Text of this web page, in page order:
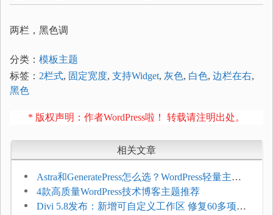
两栏，黑色调
分类： 模板主题
标签： 2栏式, 固定宽度, 支持Widget, 灰色, 白色, 边栏在右,
黑色
* 版权声明：作者WordPress啦！ 转载请注明出处。
相关文章
Astra和GeneratePress怎么选？WordPress轻量主题
选型维度
4款高质量WordPress技术博客主题推荐
Divi 5.8发布：新增可自定义工作区 修复60多项问